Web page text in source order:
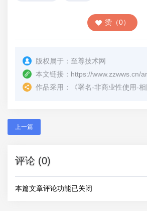
赞（0）
版权属于： 至尊技术网
本文链接： https://www.zzwws.cn/
作品采用：
《署名-非商业性使用-相同方式共享
上一篇
评论 (0)
本篇文章评论功能已关闭